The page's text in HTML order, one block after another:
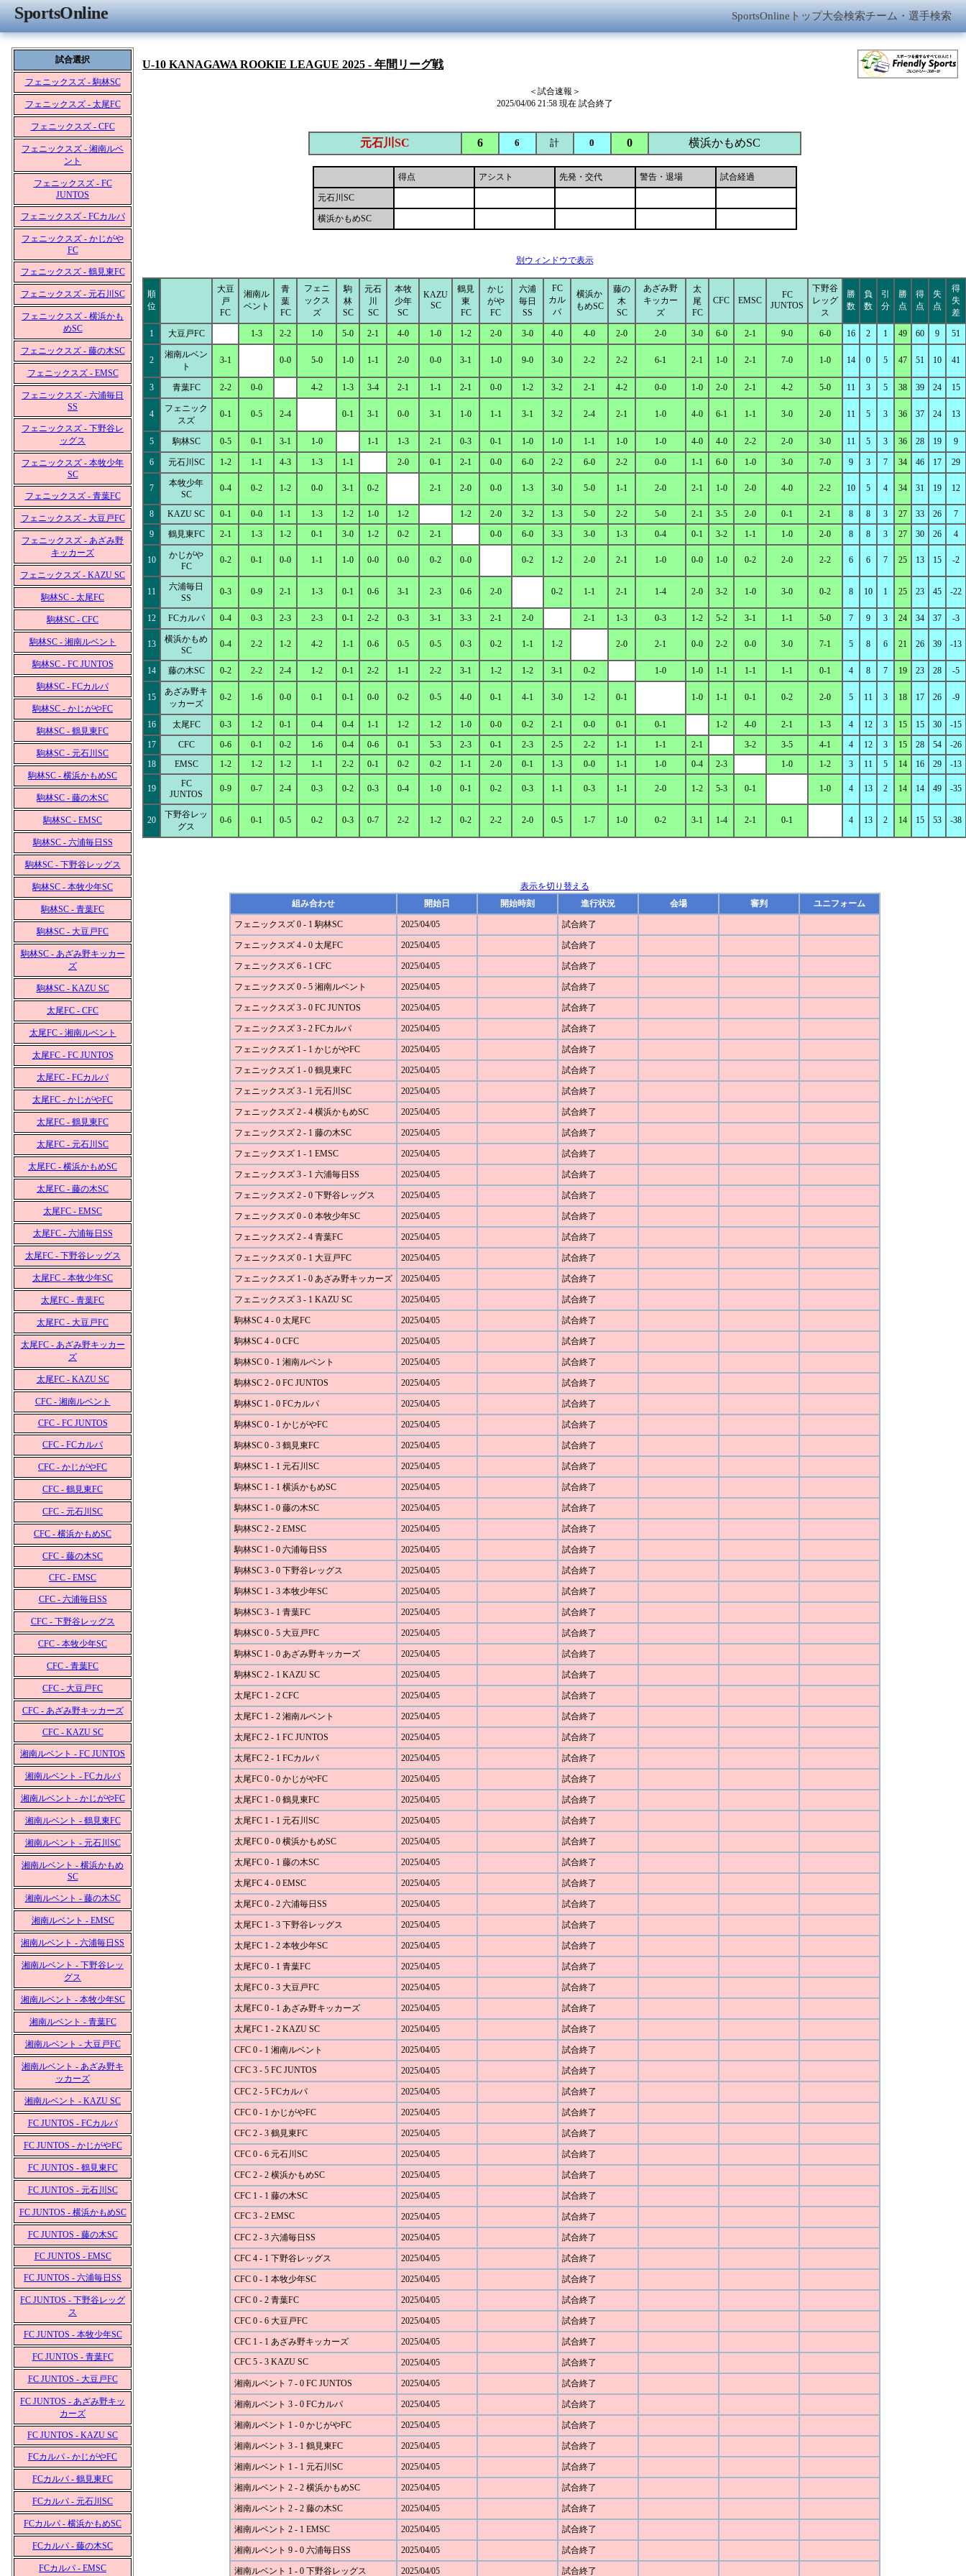
SportsOnline SportsOnlineトップ大会検索チーム・選手検索
試合選択
フェニックスズ - 駒林SC
フェニックスズ - 太尾FC
フェニックスズ - CFC
フェニックスズ - 湘南ルベ
ント
フェニックスズ - FC
JUNTOS
フェニックスズ - FCカルパ
フェニックスズ - かじがや
FC
フェニックスズ - 鶴見東FC
フェニックスズ - 元石川SC
フェニックスズ - 横浜かも
めSC
フェニックスズ - 藤の木SC
フェニックスズ - EMSC
フェニックスズ - 六浦毎日
SS
フェニックスズ - 下野谷レ
ッグス
フェニックスズ - 本牧少年
SC
フェニックスズ - 青葉FC
フェニックスズ - 大豆戸FC
フェニックスズ - あざみ野
キッカーズ
フェニックスズ - KAZU SC
駒林SC - 太尾FC
駒林SC - CFC
駒林SC - 湘南ルベント
駒林SC - FC JUNTOS
駒林SC - FCカルパ
駒林SC - かじがやFC
駒林SC - 鶴見東FC
駒林SC - 元石川SC
駒林SC - 横浜かもめSC
駒林SC - 藤の木SC
駒林SC - EMSC
駒林SC - 六浦毎日SS
駒林SC - 下野谷レッグス
駒林SC - 本牧少年SC
駒林SC - 青葉FC
駒林SC - 大豆戸FC
駒林SC - あざみ野キッカー
ズ
駒林SC - KAZU SC
太尾FC - CFC
太尾FC - 湘南ルベント
太尾FC - FC JUNTOS
太尾FC - FCカルパ
太尾FC - かじがやFC
太尾FC - 鶴見東FC
太尾FC - 元石川SC
太尾FC - 横浜かもめSC
太尾FC - 藤の木SC
太尾FC - EMSC
太尾FC - 六浦毎日SS
太尾FC - 下野谷レッグス
太尾FC - 本牧少年SC
太尾FC - 青葉FC
太尾FC - 大豆戸FC
太尾FC - あざみ野キッカー
ズ
太尾FC - KAZU SC
CFC - 湘南ルベント
CFC - FC JUNTOS
CFC - FCカルパ
CFC - かじがやFC
CFC - 鶴見東FC
CFC - 元石川SC
CFC - 横浜かもめSC
CFC - 藤の木SC
CFC - EMSC
CFC - 六浦毎日SS
CFC - 下野谷レッグス
CFC - 本牧少年SC
CFC - 青葉FC
CFC - 大豆戸FC
CFC - あざみ野キッカーズ
CFC - KAZU SC
湘南ルベント - FC JUNTOS
湘南ルベント - FCカルパ
湘南ルベント - かじがやFC
湘南ルベント - 鶴見東FC
湘南ルベント - 元石川SC
湘南ルベント - 横浜かもめ
SC
湘南ルベント - 藤の木SC
湘南ルベント - EMSC
湘南ルベント - 六浦毎日SS
湘南ルベント - 下野谷レッ
グス
湘南ルベント - 本牧少年SC
湘南ルベント - 青葉FC
湘南ルベント - 大豆戸FC
湘南ルベント - あざみ野キ
ッカーズ
湘南ルベント - KAZU SC
FC JUNTOS - FCカルパ
FC JUNTOS - かじがやFC
FC JUNTOS - 鶴見東FC
FC JUNTOS - 元石川SC
FC JUNTOS - 横浜かもめSC
FC JUNTOS - 藤の木SC
FC JUNTOS - EMSC
FC JUNTOS - 六浦毎日SS
FC JUNTOS - 下野谷レッグ
ス
FC JUNTOS - 本牧少年SC
FC JUNTOS - 青葉FC
FC JUNTOS - 大豆戸FC
FC JUNTOS - あざみ野キッ
カーズ
FC JUNTOS - KAZU SC
FCカルパ - かじがやFC
FCカルパ - 鶴見東FC
FCカルパ - 元石川SC
FCカルパ - 横浜かもめSC
FCカルパ - 藤の木SC
FCカルパ - EMSC
U-10 KANAGAWA ROOKIE LEAGUE 2025 - 年間リーグ戦
＜試合速報＞
2025/04/06 21:58 現在 試合終了
元石川SC 6 6 計 0 0 横浜かもめSC
得点 アシスト 先発・交代 警告・退場 試合経過
元石川SC
横浜かもめSC
別ウィンドウで表示
順
位
大豆
戸
FC
湘南ル
ベント
青
葉
FC
フェニ
ックス
ズ
駒
林
SC
元石
川
SC
本牧
少年
SC
KAZU
SC
鶴見
東
FC
かじ
がや
FC
六浦
毎日
SS
FC
カル
パ
横浜か
もめSC
藤の
木
SC
あざみ野
キッカー
ズ
太
尾
FC
CFC EMSC
FC
JUNTOS
下野谷
レッグ
ス
勝
数
負
数
引
分
勝
点
得
点
失
点
得
失
差
1 大豆戸FC 1-3 2-2 1-0 5-0 2-1 4-0 1-0 1-2 2-0 3-0 4-0 4-0 2-0 2-0 3-0 6-0 2-1 9-0 6-0 16 2 1 49 60 9 51
2
湘南ルベン
ト
3-1 0-0 5-0 1-0 1-1 2-0 0-0 3-1 1-0 9-0 3-0 2-2 2-2 6-1 2-1 1-0 2-1 7-0 1-0 14 0 5 47 51 10 41
3 青葉FC 2-2 0-0 4-2 1-3 3-4 2-1 1-1 2-1 0-0 1-2 3-2 2-1 4-2 0-0 1-0 2-0 2-1 4-2 5-0 11 3 5 38 39 24 15
4
フェニック
スズ
0-1 0-5 2-4 0-1 3-1 0-0 3-1 1-0 1-1 3-1 3-2 2-4 2-1 1-0 4-0 6-1 1-1 3-0 2-0 11 5 3 36 37 24 13
5 駒林SC 0-5 0-1 3-1 1-0 1-1 1-3 2-1 0-3 0-1 1-0 1-0 1-1 1-0 1-0 4-0 4-0 2-2 2-0 3-0 11 5 3 36 28 19 9
6 元石川SC 1-2 1-1 4-3 1-3 1-1 2-0 0-1 2-1 0-0 6-0 2-2 6-0 2-2 0-0 1-1 6-0 1-0 3-0 7-0 9 3 7 34 46 17 29
7
本牧少年
SC
0-4 0-2 1-2 0-0 3-1 0-2 2-1 2-0 0-0 1-3 3-0 5-0 1-1 2-0 2-1 1-0 2-0 4-0 2-2 10 5 4 34 31 19 12
8 KAZU SC 0-1 0-0 1-1 1-3 1-2 1-0 1-2 1-2 2-0 3-2 1-3 5-0 2-2 5-0 2-1 3-5 2-0 0-1 2-1 8 8 3 27 33 26
7
9
鶴見東FC 2-1 1-3 1-2 0-1 3-0 1-2 0-2 2-1 0-0 6-0 3-3 3-0 1-3 0-4 0-1 3-2 1-1 1-0 2-0 8 8 3 27 30 26 4
10
かじがや
FC
0-2 0-1 0-0 1-1 1-0 0-0 0-0 0-2 0-0 0-2 1-2 2-0 2-1 1-0 0-0 1-0 0-2 2-0 2-2 6 6 7 25 13 15 -2
11
六浦毎日
SS
0-3 0-9 2-1 1-3 0-1 0-6 3-1 2-3 0-6 2-0 0-2 1-1 2-1 1-4 2-0 3-2 1-0 3-0 0-2 8 10 1 25 23 45 -22
12 FCカルパ 0-4 0-3 2-3 2-3 0-1 2-2 0-3 3-1 3-3 2-1 2-0 2-1 1-3 0-3 1-2 5-2 3-1 1-1 5-0 7 9 3 24 34 37 -3
13
横浜かもめ
SC
0-4 2-2 1-2 4-2 1-1 0-6 0-5 0-5 0-3 0-2 1-1 1-2 2-0 2-1 0-0 2-2 0-0 3-0 7-1 5 8 6 21 26 39 -13
14 藤の木SC 0-2 2-2 2-4 1-2 0-1 2-2 1-1 2-2 3-1 1-2 1-2 3-1 0-2 1-0 1-0 1-1 1-1 1-1 0-1 4 8 7 19 23 28 -5
15
あざみ野キ
ッカーズ
0-2 1-6 0-0 0-1 0-1 0-0 0-2 0-5 4-0 0-1 4-1 3-0 1-2 0-1 1-0 1-1 0-1 0-2 2-0 5 11 3 18 17 26 -9
16 太尾FC 0-3 1-2 0-1 0-4 0-4 1-1 1-2 1-2 1-0 0-0 0-2 2-1 0-0 0-1 0-1 1-2 4-0 2-1 1-3 4 12 3 15 15 30
-15
17
CFC 0-6 0-1 0-2 1-6 0-4 0-6 0-1 5-3 2-3 0-1 2-3 2-5 2-2 1-1 1-1 2-1 3-2 3-5 4-1 4 12 3 15 28 54
-26
18
EMSC 1-2 1-2 1-2 1-1 2-2 0-1 0-2 0-2 1-1 2-0 0-1 1-3 0-0 1-1 1-0 0-4 2-3 1-0 1-2 3 11 5 14 16 29 -13
19
FC
JUNTOS
0-9 0-7 2-4 0-3 0-2 0-3 0-4 1-0 0-1 0-2 0-3 1-1 0-3 1-1 2-0 1-2 5-3 0-1 1-0 4 13 2 14 14 49 -35
20
下野谷レッ
グス
0-6 0-1 0-5 0-2 0-3 0-7 2-2 1-2 0-2 2-2 2-0 0-5 1-7 1-0 0-2 3-1 1-4 2-1 0-1 4 13 2 14 15 53 -38
表示を切り替える
組み合わせ
開始日 開始時刻 進行状況 会場 審判 ユニフォーム
フェニックスズ 0 - 1 駒林SC 2025/04/05 試合終了
フェニックスズ 4 - 0 太尾FC 2025/04/05 試合終了
フェニックスズ 6 - 1 CFC 2025/04/05 試合終了
フェニックスズ 0 - 5 湘南ルベント 2025/04/05 試合終了
フェニックスズ 3 - 0 FC JUNTOS 2025/04/05 試合終了
フェニックスズ 3 - 2 FCカルパ 2025/04/05 試合終了
フェニックスズ 1 - 1 かじがやFC 2025/04/05 試合終了
フェニックスズ 1 - 0 鶴見東FC 2025/04/05 試合終了
フェニックスズ 3 - 1 元石川SC 2025/04/05 試合終了
フェニックスズ 2 - 4 横浜かもめSC 2025/04/05 試合終了
フェニックスズ 2 - 1 藤の木SC 2025/04/05 試合終了
フェニックスズ 1 - 1 EMSC 2025/04/05 試合終了
フェニックスズ 3 - 1 六浦毎日SS 2025/04/05 試合終了
フェニックスズ 2 - 0 下野谷レッグス 2025/04/05 試合終了
フェニックスズ 0 - 0 本牧少年SC 2025/04/05 試合終了
フェニックスズ 2 - 4 青葉FC 2025/04/05 試合終了
フェニックスズ 0 - 1 大豆戸FC 2025/04/05 試合終了
フェニックスズ 1 - 0 あざみ野キッカーズ 2025/04/05 試合終了
フェニックスズ 3 - 1 KAZU SC 2025/04/05 試合終了
駒林SC 4 - 0 太尾FC 2025/04/05 試合終了
駒林SC 4 - 0 CFC 2025/04/05 試合終了
駒林SC 0 - 1 湘南ルベント 2025/04/05 試合終了
駒林SC 2 - 0 FC JUNTOS 2025/04/05 試合終了
駒林SC 1 - 0 FCカルパ 2025/04/05 試合終了
駒林SC 0 - 1 かじがやFC 2025/04/05 試合終了
駒林SC 0 - 3 鶴見東FC 2025/04/05 試合終了
駒林SC 1 - 1 元石川SC 2025/04/05 試合終了
駒林SC 1 - 1 横浜かもめSC 2025/04/05 試合終了
駒林SC 1 - 0 藤の木SC 2025/04/05 試合終了
駒林SC 2 - 2 EMSC 2025/04/05 試合終了
駒林SC 1 - 0 六浦毎日SS 2025/04/05 試合終了
駒林SC 3 - 0 下野谷レッグス 2025/04/05 試合終了
駒林SC 1 - 3 本牧少年SC 2025/04/05 試合終了
駒林SC 3 - 1 青葉FC 2025/04/05 試合終了
駒林SC 0 - 5 大豆戸FC 2025/04/05 試合終了
駒林SC 1 - 0 あざみ野キッカーズ 2025/04/05 試合終了
駒林SC 2 - 1 KAZU SC 2025/04/05 試合終了
太尾FC 1 - 2 CFC 2025/04/05 試合終了
太尾FC 1 - 2 湘南ルベント 2025/04/05 試合終了
太尾FC 2 - 1 FC JUNTOS 2025/04/05 試合終了
太尾FC 2 - 1 FCカルパ 2025/04/05 試合終了
太尾FC 0 - 0 かじがやFC 2025/04/05 試合終了
太尾FC 1 - 0 鶴見東FC 2025/04/05 試合終了
太尾FC 1 - 1 元石川SC 2025/04/05 試合終了
太尾FC 0 - 0 横浜かもめSC 2025/04/05 試合終了
太尾FC 0 - 1 藤の木SC 2025/04/05 試合終了
太尾FC 4 - 0 EMSC 2025/04/05 試合終了
太尾FC 0 - 2 六浦毎日SS 2025/04/05 試合終了
太尾FC 1 - 3 下野谷レッグス 2025/04/05 試合終了
太尾FC 1 - 2 本牧少年SC 2025/04/05 試合終了
太尾FC 0 - 1 青葉FC 2025/04/05 試合終了
太尾FC 0 - 3 大豆戸FC 2025/04/05 試合終了
太尾FC 0 - 1 あざみ野キッカーズ 2025/04/05 試合終了
太尾FC 1 - 2 KAZU SC 2025/04/05 試合終了
CFC 0 - 1 湘南ルベント 2025/04/05
試合終了
CFC 3 - 5 FC JUNTOS
2025/04/05 試合終了
CFC 2 - 5 FCカルパ 2025/04/05 試合終了
CFC 0 - 1 かじがやFC 2025/04/05 試合終了
CFC 2 - 3 鶴見東FC 2025/04/05 試合終了
CFC 0 - 6 元石川SC 2025/04/05 試合終了
CFC 2 - 2 横浜かもめSC 2025/04/05 試合終了
CFC 1 - 1 藤の木SC 2025/04/05
試合終了
CFC 3 - 2 EMSC
2025/04/05 試合終了
CFC 2 - 3 六浦毎日SS 2025/04/05 試合終了
CFC 4 - 1 下野谷レッグス 2025/04/05 試合終了
CFC 0 - 1 本牧少年SC 2025/04/05 試合終了
CFC 0 - 2 青葉FC 2025/04/05 試合終了
CFC 0 - 6 大豆戸FC 2025/04/05 試合終了
CFC 1 - 1 あざみ野キッカーズ 2025/04/05
試合終了
CFC 5 - 3 KAZU SC
2025/04/05 試合終了
湘南ルベント 7 - 0 FC JUNTOS 2025/04/05 試合終了
湘南ルベント 3 - 0 FCカルパ 2025/04/05 試合終了
湘南ルベント 1 - 0 かじがやFC 2025/04/05 試合終了
湘南ルベント 3 - 1 鶴見東FC 2025/04/05 試合終了
湘南ルベント 1 - 1 元石川SC 2025/04/05 試合終了
湘南ルベント 2 - 2 横浜かもめSC 2025/04/05 試合終了
湘南ルベント 2 - 2 藤の木SC 2025/04/05 試合終了
湘南ルベント 2 - 1 EMSC 2025/04/05 試合終了
湘南ルベント 9 - 0 六浦毎日SS 2025/04/05 試合終了
湘南ルベント 1 - 0 下野谷レッグス 2025/04/05 試合終了